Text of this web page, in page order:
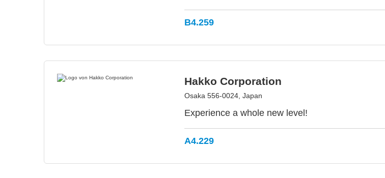
B4.259
Hakko Corporation
Osaka 556-0024, Japan
Experience a whole new level!
A4.229